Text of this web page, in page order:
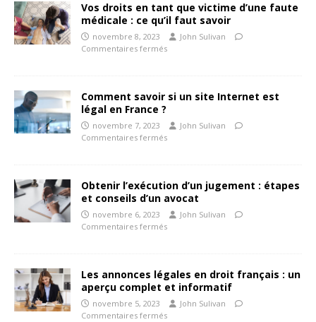
Vos droits en tant que victime d’une faute
médicale : ce qu’il faut savoir
novembre 8, 2023
John Sulivan
Commentaires fermés
Comment savoir si un site Internet est
légal en France ?
novembre 7, 2023
John Sulivan
Commentaires fermés
Obtenir l’exécution d’un jugement : étapes
et conseils d’un avocat
novembre 6, 2023
John Sulivan
Commentaires fermés
Les annonces légales en droit français : un
aperçu complet et informatif
novembre 5, 2023
John Sulivan
Commentaires fermés